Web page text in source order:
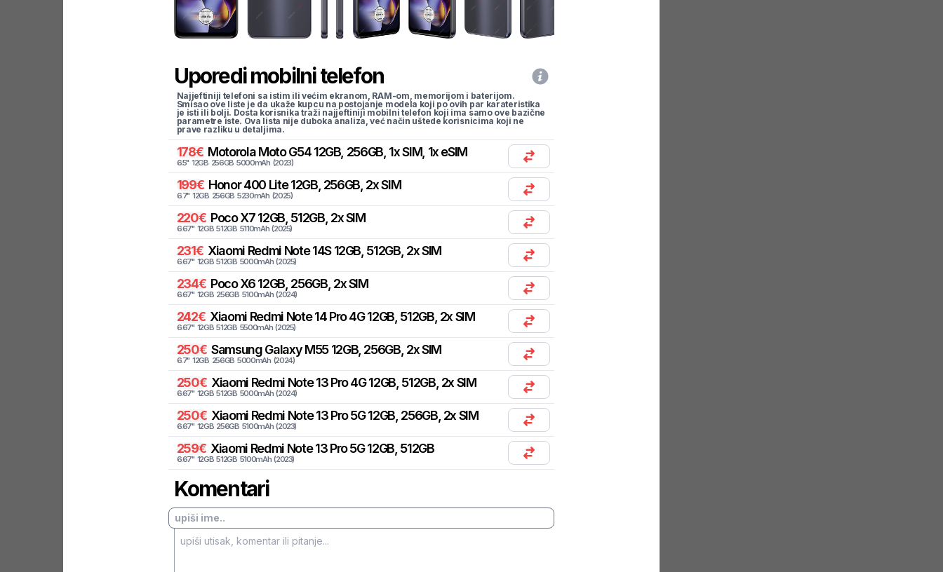
Uporedi mobilni telefon
Najjeftiniji telefoni sa istim ili većim ekranom, RAM-om, memorijom i baterijom.
Smisao ove liste je da ukaže kupcu na postojanje modela koji po ovih par karateristika
je isti ili bolji. Dosta korisnika traži najjeftiniji mobilni telefon koji ima samo ove bazične
parametre iste. Ova lista nije duboka analiza, već način uštede korisnicima koji ne
prave razliku u detaljima.
178€ Motorola Moto G54 12GB, 256GB, 1x SIM, 1x eSIM
6.5" 12GB 256GB 5000mAh (2023)
199€ Honor 400 Lite 12GB, 256GB, 2x SIM
6.7" 12GB 256GB 5230mAh (2025)
220€ Poco X7 12GB, 512GB, 2x SIM
6.67" 12GB 512GB 5110mAh (2025)
231€ Xiaomi Redmi Note 14S 12GB, 512GB, 2x SIM
6.67" 12GB 512GB 5000mAh (2025)
234€ Poco X6 12GB, 256GB, 2x SIM
6.67" 12GB 256GB 5100mAh (2024)
242€ Xiaomi Redmi Note 14 Pro 4G 12GB, 512GB, 2x SIM
6.67" 12GB 512GB 5500mAh (2025)
250€ Samsung Galaxy M55 12GB, 256GB, 2x SIM
6.7" 12GB 256GB 5000mAh (2024)
250€ Xiaomi Redmi Note 13 Pro 4G 12GB, 512GB, 2x SIM
6.67" 12GB 512GB 5000mAh (2024)
250€ Xiaomi Redmi Note 13 Pro 5G 12GB, 256GB, 2x SIM
6.67" 12GB 256GB 5100mAh (2023)
259€ Xiaomi Redmi Note 13 Pro 5G 12GB, 512GB
6.67" 12GB 512GB 5100mAh (2023)
Komentari